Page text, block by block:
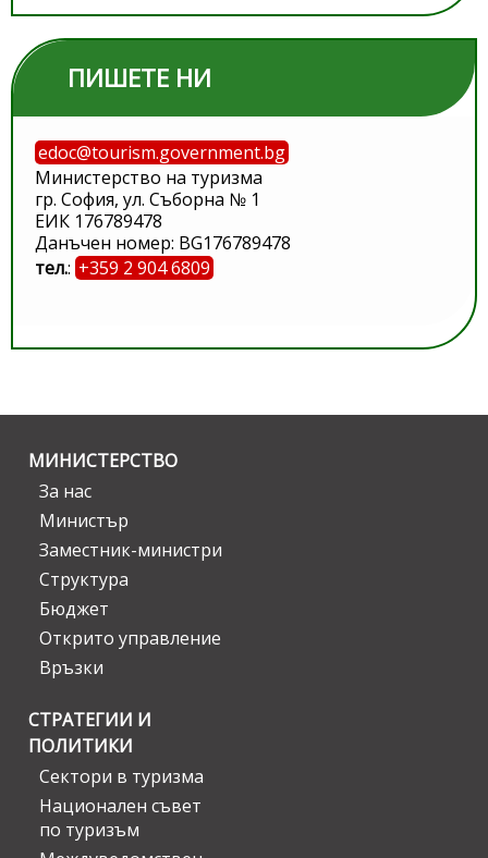
ПИШЕТЕ НИ
edoc@tourism.government.bg
Министерство на туризма
гр. София, ул. Съборна № 1
ЕИК 176789478
Данъчен номер: BG176789478
тел.: +359 2 904 6809
МИНИСТЕРСТВО
За нас
Министър
Заместник-министри
Структура
Бюджет
Открито управление
Връзки
СТРАТЕГИИ И
ПОЛИТИКИ
Сектори в туризма
Национален съвет
по туризъм